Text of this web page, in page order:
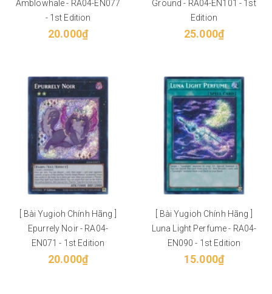
Amblowhale - RA04-EN077
- 1st Edition
20.000₫
Ground - RA04-EN101 - 1st
Edition
25.000₫
[ Bài Yugioh Chính Hãng ]
Epurrely Noir - RA04-
EN071 - 1st Edition
20.000₫
[ Bài Yugioh Chính Hãng ]
Luna Light Perfume - RA04-
EN090 - 1st Edition
15.000₫